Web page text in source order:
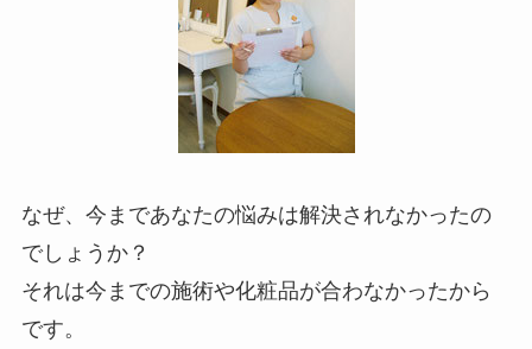
なぜ、今まであなたの悩みは解決されなかったの
でしょうか？
それは今までの施術や化粧品が合わなかったから
です。